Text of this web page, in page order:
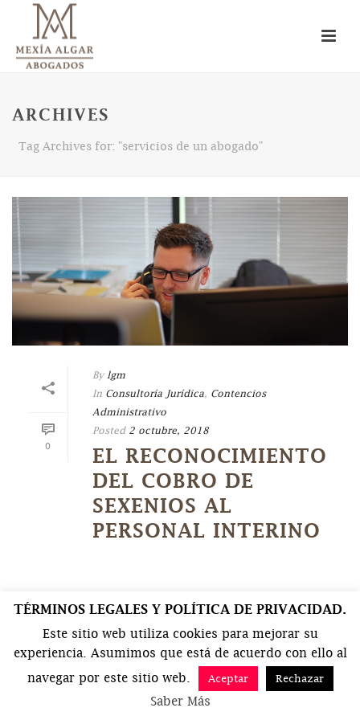
ARCHIVES
Tag Archives for: "servicios de un abogado"
0
By lgm
In Consultoría Jurídica, Contencios
Administrativo
Posted 2 octubre, 2018
EL RECONOCIMIENTO
DEL COBRO DE
SEXENIOS AL
PERSONAL INTERINO
TÉRMINOS LEGALES Y POLÍTICA DE PRIVACIDAD.
Este sitio web utiliza cookies para mejorar su
experiencia. Asumimos que está de acuerdo con ello al
navegar por este sitio web.
Aceptar Rechazar
Saber Más